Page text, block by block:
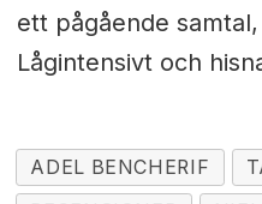
ett pågående
Lågintensivt och
ADEL BENCHERIF